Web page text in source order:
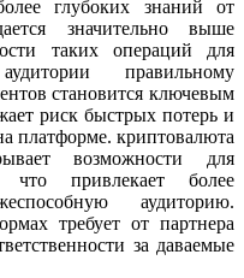
глубоких знаний от
значительно выше
таких операций для
правильному
становится ключевым
риск быстрых потерь и
платформе. криптовалютa
возможности для
что привлекает более
аудиторию.
требует от партнера
за даваемые